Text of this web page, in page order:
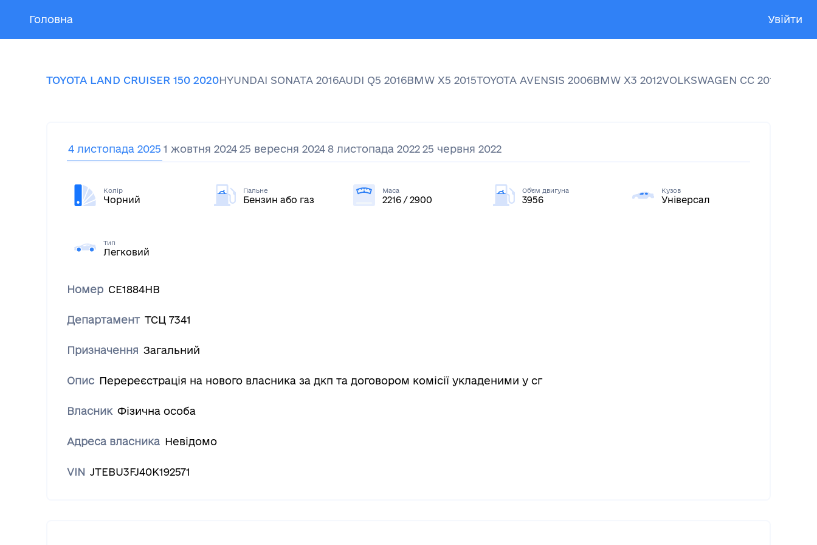
Головна Увійти
TOYOTA LAND CRUISER 150 2020HYUNDAI SONATA 2016AUDI Q5 2016BMW X5 2015TOYOTA AVENSIS 2006BMW X3 2012VOLKSWAGEN CC 2013
4 листопада 2025 1 жовтня 2024 25 вересня 2024 8 листопада 2022 25 червня 2022
Колір
Чорний
Пальне
Бензин або газ
Маса
2216 / 2900
Об'єм двигуна
3956
Кузов
Універсал
Тип
Легковий
Номер СЕ1884НВ
Департамент ТСЦ 7341
Призначення Загальний
Опис Перереєстрація на нового власника за дкп та договором комісії укладеними у сг
Власник Фізична особа
Адреса власника Невідомо
VIN JTEBU3FJ40K192571